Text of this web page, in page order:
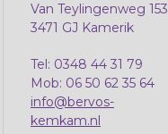
Van Teylingenweg 153
3471 GJ Kamerik
Tel: 0348 44 31 79
Mob: 06 50 62 35 64
info@bervos-
kemkam.nl